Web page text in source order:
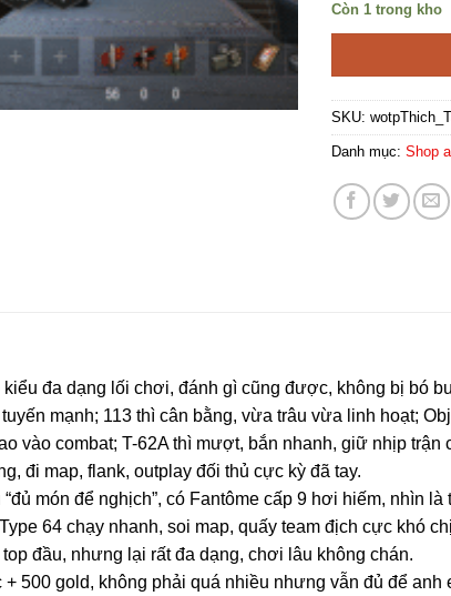
Còn 1 trong kho
SKU:
Danh mục: Shop
đa dạng lối chơi, đánh gì cũng được, không bị bó
mạnh; 113 thì cân bằng, vừa trâu vừa linh hoạt;
vào combat; T-62A thì mượt, bắn nhanh, giữ nhịp
đi map, flank, outplay đối thủ cực kỳ đã tay.
món để nghịch”, có Fantôme cấp 9 hơi hiếm, nhìn
64 chạy nhanh, soi map, quấy team địch cực khó
đầu, nhưng lại rất đa dạng, chơi lâu không chán.
500 gold, không phải quá nhiều nhưng vẫn đủ để